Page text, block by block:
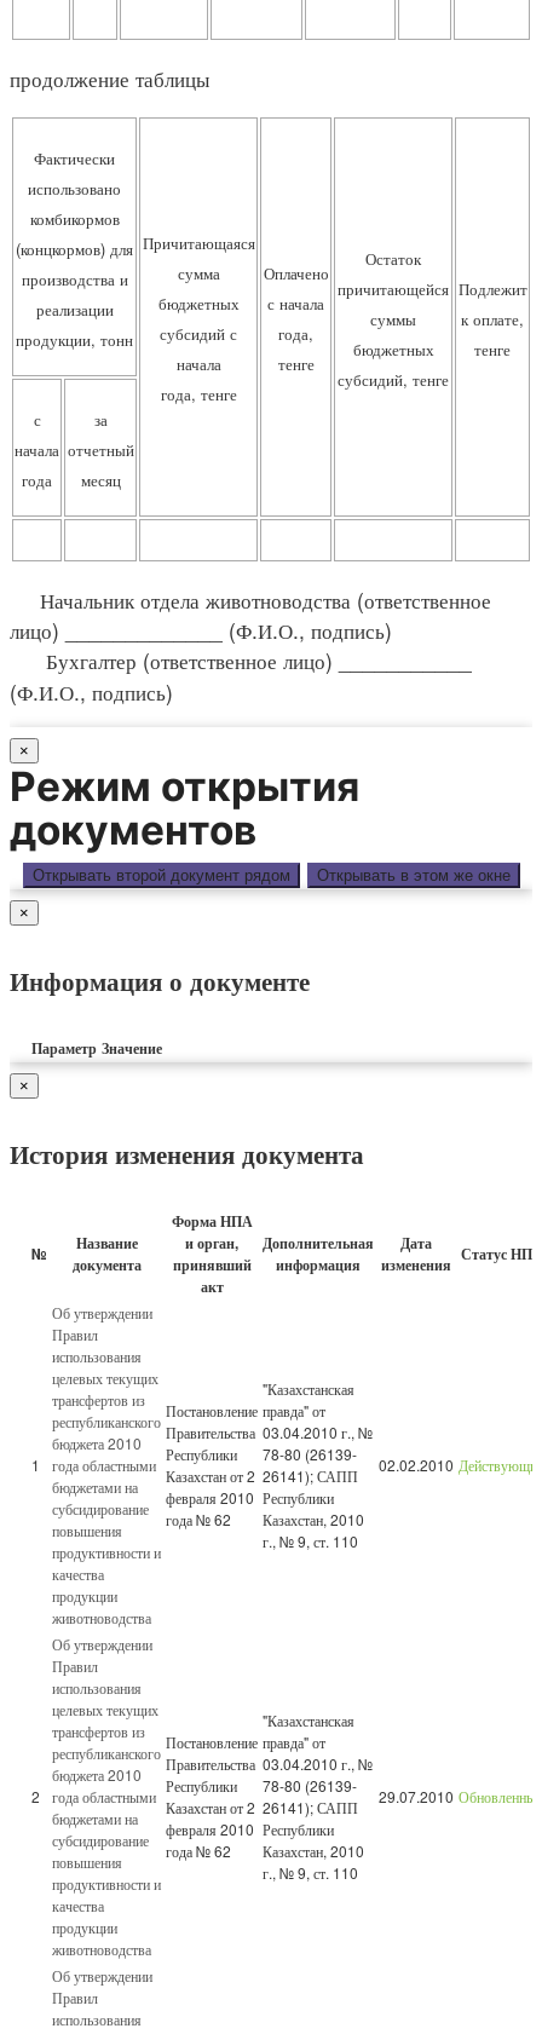
продолжение таблицы
Фактически
использовано
комбикормов
(концкормов) для
производства и
реализации
продукции, тонн
Причитающаяся
сумма
бюджетных
субсидий с
начала
года, тенге
Оплачено
с начала
года,
тенге
Остаток
причитающейся
суммы
бюджетных
субсидий, тенге
Подлежит
к оплате,
тенге
с
начала
года
за
отчетный
месяц
Начальник отдела животноводства (ответственное
лицо) _____________ (Ф.И.О., подпись)
Бухгалтер (ответственное лицо) ___________
(Ф.И.О., подпись)
×
Режим открытия
документов
Открывать второй документ рядом Открывать в этом же окне
×
Информация о документе
Параметр Значение
×
История изменения документа
№
Название
документа
Форма НПА
и орган,
принявший
акт
Дополнительная
информация
Дата
изменения Статус НПА
1
Об утверждении
Правил
использования
целевых текущих
трансфертов из
республиканского
бюджета 2010
года областными
бюджетами на
субсидирование
повышения
продуктивности и
качества
продукции
животноводства
Постановление
Правительства
Республики
Казахстан от 2
февраля 2010
года № 62
"Казахстанская
правда" от
03.04.2010 г., №
78-80 (26139-
26141); САПП
Республики
Казахстан, 2010
г., № 9, ст. 110
02.02.2010
2
Об утверждении
Правил
использования
целевых текущих
трансфертов из
республиканского
бюджета 2010
года областными
бюджетами на
субсидирование
повышения
продуктивности и
качества
продукции
животноводства
Постановление
Правительства
Республики
Казахстан от 2
февраля 2010
года № 62
"Казахстанская
правда" от
03.04.2010 г., №
78-80 (26139-
26141); САПП
Республики
Казахстан, 2010
г., № 9, ст. 110
29.07.2010 Обновленный
Об утверждении
Правил
использования